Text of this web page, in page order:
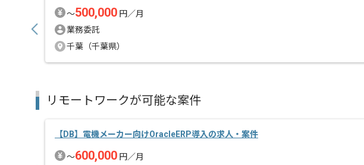
〜500,000 円／月
業務委託
千葉（千葉県）
リモートワークが可能な案件
【DB】電機メーカー向けOracleERP導入の求人・案件
〜600,000 円／月